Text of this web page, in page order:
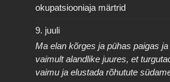
okupatsiooniaja märtrid
9. juuli
Ma elan kõrges ja pühas paigas
vaimult alandlike juures, et
vaimu ja elustada rõhutute